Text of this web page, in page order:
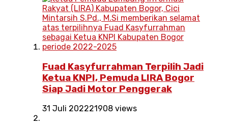
Fuad Kasyfurrahman Terpilih Jadi
Ketua KNPI, Pemuda LIRA Bogor
Siap Jadi Motor Penggerak
31 Juli 202221908 views